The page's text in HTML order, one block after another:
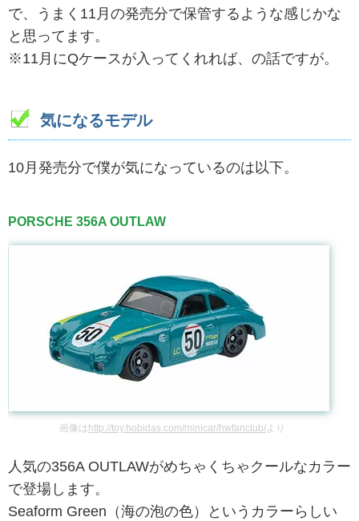
で、うまく11月の発売分で保管するような感じかな
と思ってます。
※11月にQケースが入ってくれれば、の話ですが。
気になるモデル
10月発売分で僕が気になっているのは以下。
PORSCHE 356A OUTLAW
画像は http://toy.hobidas.com/minicar/hwfanclub/より
人気の356A OUTLAWがめちゃくちゃクールなカラー
で登場します。
Seaform Green（海の泡の色）というカラーらしい